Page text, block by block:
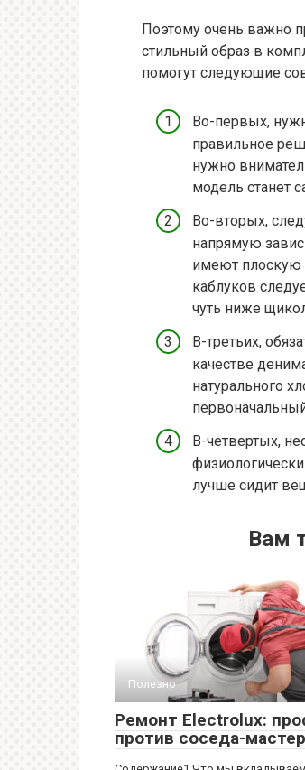
Поэтому очень важно
стильный образ в
помогут следующие
Во-первых,
правильное
нужно
модель станет
Во-вторых,
напрямую
имеют плоскую
каблуков
чуть ниже
В-третьих,
качестве
натурального
В-четвертых,
лучше сидит
Вам
Полезно
Ремонт Electrolux:
против соседа-